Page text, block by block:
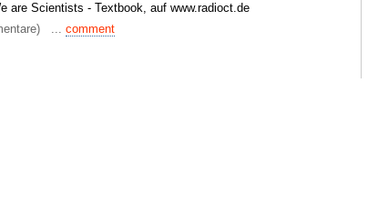
are Scientists - Textbook, auf www.radioct.de
... comment